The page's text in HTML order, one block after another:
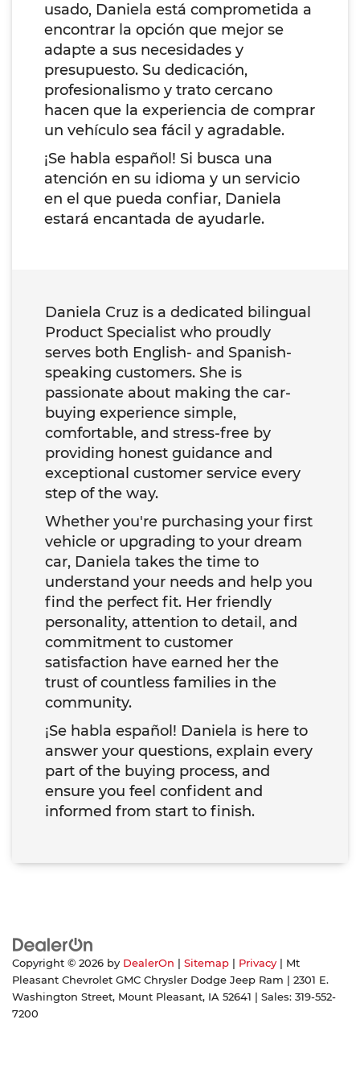
usado, Daniela está comprometida a
encontrar la opción que mejor se
adapte a sus necesidades y
presupuesto. Su dedicación,
profesionalismo y trato cercano
hacen que la experiencia de comprar
un vehículo sea fácil y agradable.
¡Se habla español! Si busca una
atención en su idioma y un servicio
en el que pueda confiar, Daniela
estará encantada de ayudarle.
Daniela Cruz is a dedicated bilingual
Product Specialist who proudly
serves both English- and Spanish-
speaking customers. She is
passionate about making the car-
buying experience simple,
comfortable, and stress-free by
providing honest guidance and
exceptional customer service every
step of the way.
Whether you're purchasing your first
vehicle or upgrading to your dream
car, Daniela takes the time to
understand your needs and help you
find the perfect fit. Her friendly
personality, attention to detail, and
commitment to customer
satisfaction have earned her the
trust of countless families in the
community.
¡Se habla español! Daniela is here to
answer your questions, explain every
part of the buying process, and
ensure you feel confident and
informed from start to finish.
Copyright © 2026 by DealerOn Sitemap Privacy | Mt
Pleasant Chevrolet GMC Chrysler Dodge Jeep Ram
2301 E.
Washington Street, Mount Pleasant, IA 52641 | Sales: 319-552-
7200